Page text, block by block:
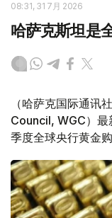
08:31, 31 7月 2026
哈萨克斯坦是
（哈萨克国际通讯
Council, WGC）
季度全球央行黄金